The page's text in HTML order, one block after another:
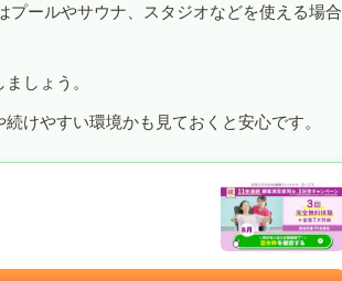
ールやサウナ、スタジオなどを使える場合
しょう。
けやすい環境かも見ておくと安心です。